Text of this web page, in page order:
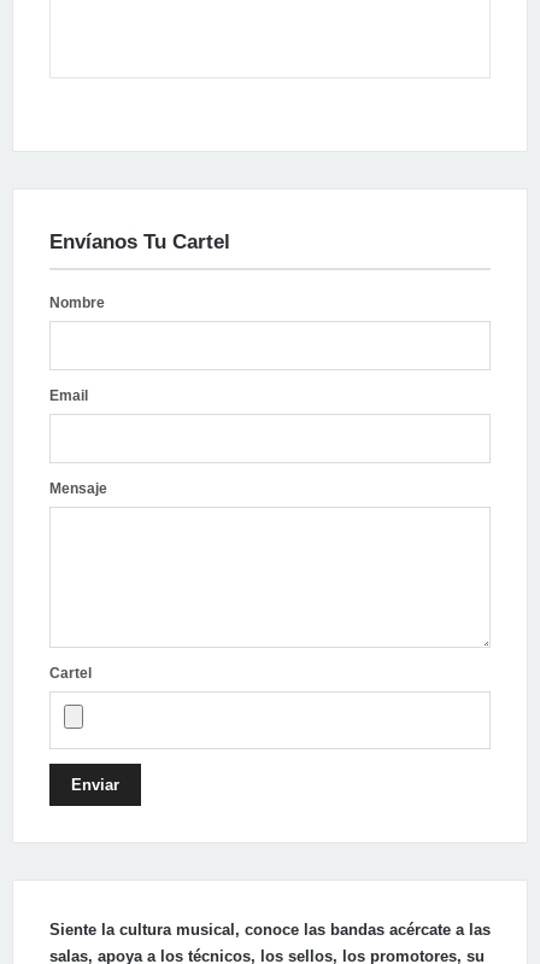
Envíanos Tu Cartel
Nombre
Email
Mensaje
Cartel
Enviar
Siente la cultura musical, conoce las bandas acércate a las
salas, apoya a los técnicos, los sellos, los promotores, su